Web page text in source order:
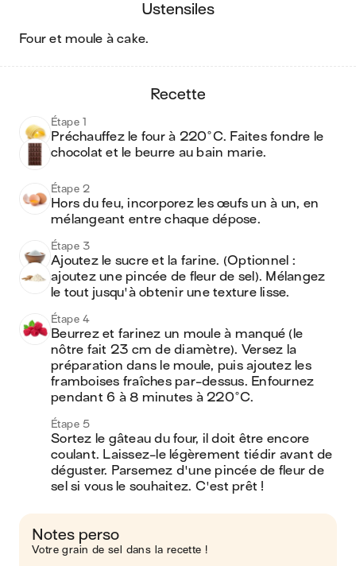
ustensiles
four et moule à cake.
recette
Étape 1
Préchauffez le four à 220°C. Faites fondre le
chocolat et le beurre au bain marie.
Étape 2
Hors du feu, incorporez les œufs un à un, en
mélangeant entre chaque dépose.
Étape 3
Ajoutez le sucre et la farine. (Optionnel :
ajoutez une pincée de fleur de sel). Mélangez
le tout jusqu'à obtenir une texture lisse.
Étape 4
Beurrez et farinez un moule à manqué (le
nôtre fait 23 cm de diamètre). Versez la
préparation dans le moule, puis ajoutez les
framboises fraîches par-dessus. Enfournez
pendant 6 à 8 minutes à 220°C.
Étape 5
Sortez le gâteau du four, il doit être encore
coulant. Laissez-le légèrement tiédir avant de
déguster. Parsemez d'une pincée de fleur de
sel si vous le souhaitez. C'est prêt !
Notes perso
Votre grain de sel dans la recette !